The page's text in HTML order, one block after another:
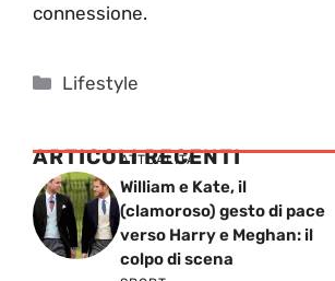
connessione.
Categorie
Lifestyle
ARTICOLI RECENTI
ATTUALITÁ
William e Kate, il
(clamoroso) gesto di pace
verso Harry e Meghan: il
colpo di scena